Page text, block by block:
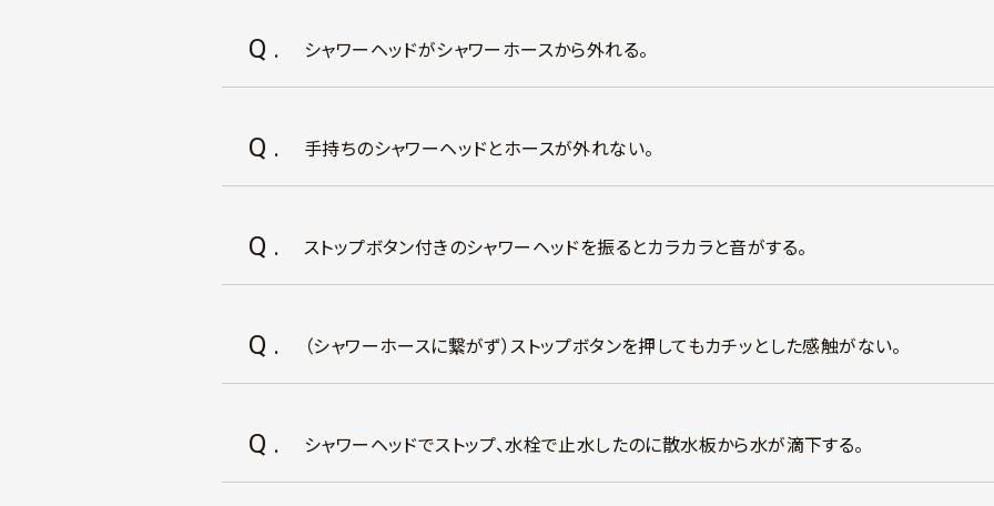
Q. シャワーヘッドがシャワーホースから外れる。
Q. 手持ちのシャワーヘッドとホースが外れない。
Q. ストップボタン付きのシャワーヘッドを振るとカラカラと音がする。
Q. （シャワーホースに繋がず）ストップボタンを押してもカチッとした感触がない。
Q. シャワーヘッドでストップ、水栓で止水したのに散水板から水が滴下する。